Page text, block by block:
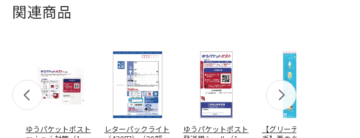
関連商品
ゆうパケットポスト
レターパックライト
ゆうパケットポスト
【グリーティング切